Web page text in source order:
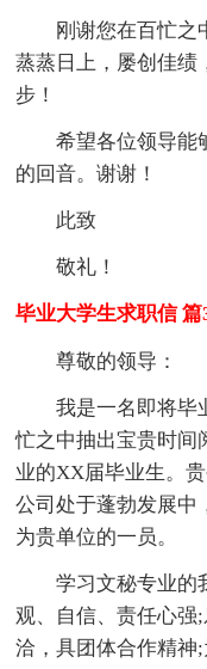
刚谢您在百忙之
蒸蒸日上，屡创佳绩
步！
希望各位领导能
的回音。谢谢！
此致
敬礼！
毕业大学生求职信 篇
尊敬的领导：
我是一名即将毕
忙之中抽出宝贵时间
业的XX届毕业生。
公司处于蓬勃发展中
为贵单位的一员。
学习文秘专业的
观、自信、责任心强
洽，具团体合作精神